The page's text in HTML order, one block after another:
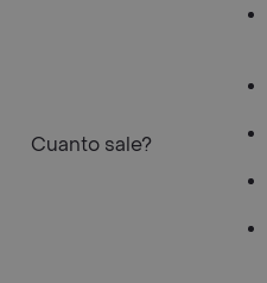
Cuanto sale?